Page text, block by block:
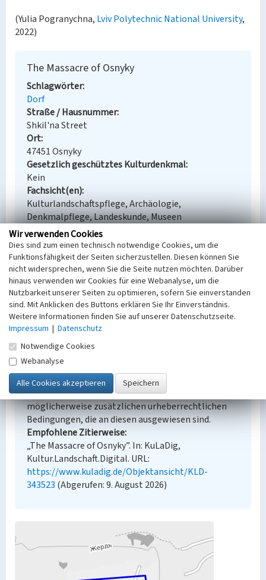
(Yulia Pogranychna, Lviv Polytechnic National University,
2022)
The Massacre of Osnyky
Schlagwörter
Dorf
Straße / Hausnummer
Shkil'na Street
Ort
47451 Osnyky
Gesetzlich geschütztes Kulturdenkmal
Kein
Fachsicht(en)
Kulturlandschaftspflege, Archäologie,
Denkmalpflege, Landeskunde, Museen
Erfassungsmaßstab
i.d.R. 1:5.000 (größer als 1:20.000)
Erfassungsmethode
Literaturauswertung
Historischer Zeitraum
Beginn 1943
Empfohlene Zitierweise
Urheberrechtlicher Hinweis
Der hier präsentierte Inhalt ist urheberrechtlich
geschützt. Die angezeigten Medien unterliegen
möglicherweise zusätzlichen urheberrechtlichen
Bedingungen, die an diesen ausgewiesen sind.
Empfohlene Zitierweise
„The Massacre of Osnyky”. In: KuLaDig,
Kultur.Landschaft.Digital. URL:
https://www.kuladig.de/Objektansicht/KLD-
343523 (Abgerufen: 9. August 2026)
Wir verwenden Cookies
Dies sind zum einen technisch notwendige Cookies, um die
Funktionsfähigkeit der Seiten sicherzustellen. Diesen können Sie
nicht widersprechen, wenn Sie die Seite nutzen möchten. Darüber
hinaus verwenden wir Cookies für eine Webanalyse, um die
Nutzbarkeit unserer Seiten zu optimieren, sofern Sie einverstanden
sind. Mit Anklicken des Buttons erklären Sie Ihr Einverständnis.
Weitere Informationen finden Sie auf unserer Datenschutzseite.
Impressum | Datenschutz
Notwendige Cookies
Webanalyse